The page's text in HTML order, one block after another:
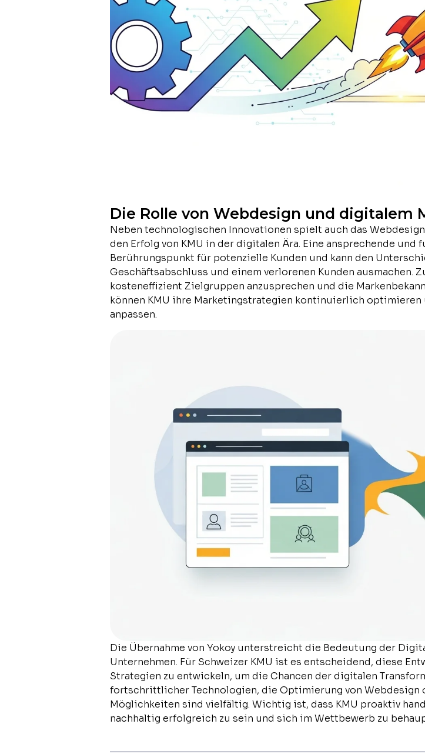
Die Rolle von Webdesign und digitalem
Neben technologischen Innovationen spielt auch das
den Erfolg von KMU in der digitalen Ära. Eine ansprechende
Berührungspunkt für potenzielle Kunden und kann den
Geschäftsabschluss und einem verlorenen Kunden
kosteneffizient Zielgruppen anzusprechen und die
können KMU ihre Marketingstrategien kontinuierlich
anpassen.
Die Übernahme von Yokoy unterstreicht die Bedeutung der
Unternehmen. Für Schweizer KMU ist es entscheidend, diese
Strategien zu entwickeln, um die Chancen der digitalen
fortschrittlicher Technologien, die Optimierung von
Möglichkeiten sind vielfältig. Wichtig ist, dass KMU proaktiv
nachhaltig erfolgreich zu sein und sich im Wettbewerb zu